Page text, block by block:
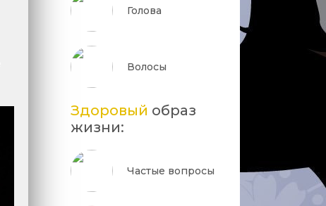
Голова
Волосы
Здоровый образ
жизни:
Частые вопросы